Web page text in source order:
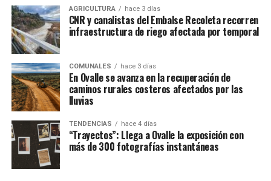
AGRICULTURA hace 3 días
CNR y canalistas del Embalse Recoleta recorren
infraestructura de riego afectada por temporal
COMUNALES hace 3 días
En Ovalle se avanza en la recuperación de
caminos rurales costeros afectados por las
lluvias
TENDENCIAS hace 4 días
“Trayectos”: Llega a Ovalle la exposición con
más de 300 fotografías instantáneas